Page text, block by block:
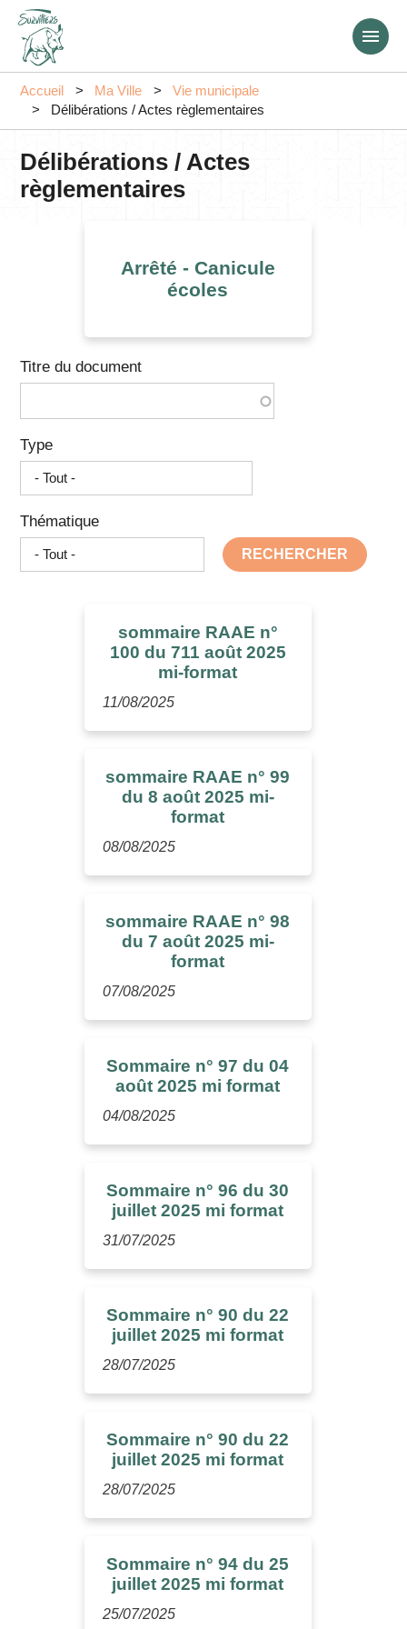
Accueil Ma Ville
Vie municipale
Délibérations / Actes règlementaires
Délibérations / Actes
règlementaires
Arrêté - Canicule
écoles
Titre du document
Type
Thématique
RECHERCHER
sommaire RAAE n°
100 du 711 août 2025
mi-format
11/08/2025
sommaire RAAE n° 99
du 8 août 2025 mi-
format
08/08/2025
sommaire RAAE n° 98
du 7 août 2025 mi-
format
07/08/2025
Sommaire n° 97 du 04
août 2025 mi format
04/08/2025
Sommaire n° 96 du 30
juillet 2025 mi format
31/07/2025
Sommaire n° 90 du 22
juillet 2025 mi format
28/07/2025
Sommaire n° 90 du 22
juillet 2025 mi format
28/07/2025
Sommaire n° 94 du 25
juillet 2025 mi format
25/07/2025